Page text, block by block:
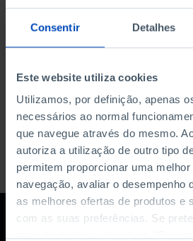
Consentir Detalhes
Este website utiliza cookies
Utilizamos, por definição, apenas
necessários ao normal
que navegue através do mesmo.
autoriza a utilização de outro tipo
permitem proporcionar uma
navegação, avaliar o desempenho
as melhores ofertas de produtos e
com as suas preferências. Se
DATA DE FIM